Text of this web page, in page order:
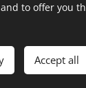
to offer you
Accept all